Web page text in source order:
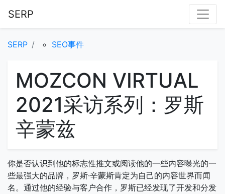
SERP
SERP SEO事件
MOZCON VIRTUAL
2021采访系列：罗斯
辛蒙兹
你是否认识到他的标志性推文或阅读他的一些内容曝光的一
些最强大的品牌，罗斯·辛蒙斯肯定为自己的内容世界而闻
名。通过他的经验与客户合作，罗斯已经发现了开发和分发